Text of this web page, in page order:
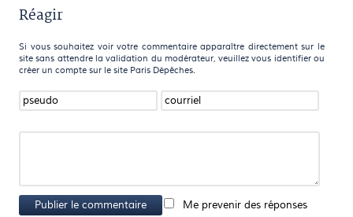
Réagir
Si vous souhaitez voir votre commentaire apparaître directement sur le
site sans attendre la validation du modérateur, veuillez vous identifier ou
créer un compte sur le site Paris Dépêches.
Publier le commentaire Me prevenir des réponses